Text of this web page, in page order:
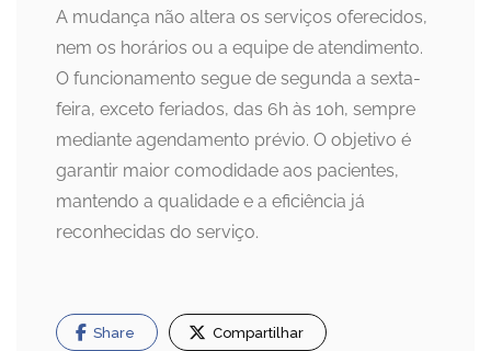
A mudança não altera os serviços oferecidos,
nem os horários ou a equipe de atendimento.
O funcionamento segue de segunda a sexta-
feira, exceto feriados, das 6h às 10h, sempre
mediante agendamento prévio. O objetivo é
garantir maior comodidade aos pacientes,
mantendo a qualidade e a eficiência já
reconhecidas do serviço.
Share Compartilhar